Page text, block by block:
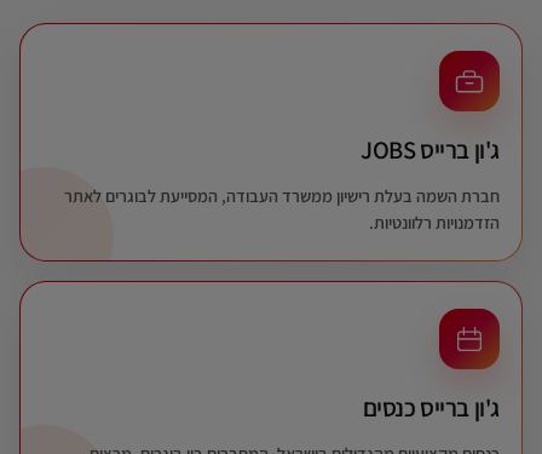
ג'ון ברייס JOBS
חברת השמה בעלת רישיון ממשרד העבודה, המסייעת לבוגרים לאתר
הזדמנויות רלוונטיות.
ג'ון ברייס כנסים